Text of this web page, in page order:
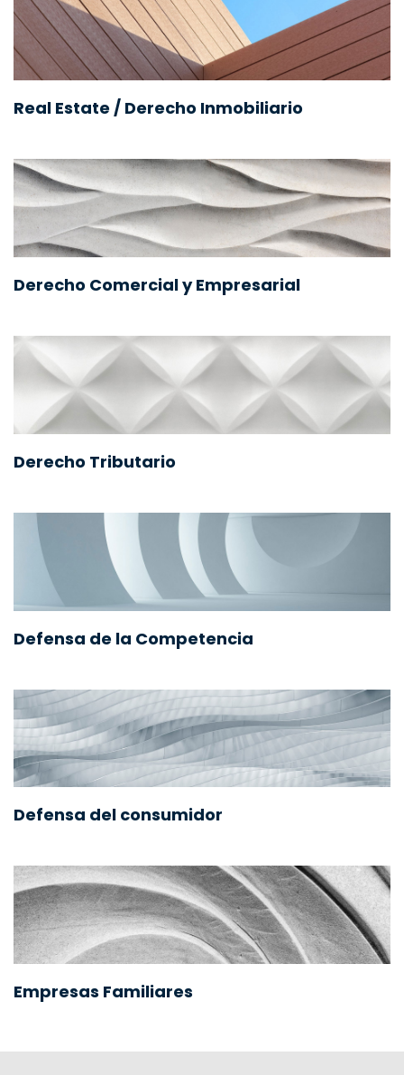
Real Estate / Derecho Inmobiliario
Derecho Comercial y Empresarial
Derecho Tributario
Defensa de la Competencia
Defensa del consumidor
Empresas Familiares